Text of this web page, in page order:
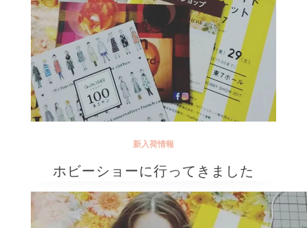
新入荷情報
ホビーショーに行ってきました